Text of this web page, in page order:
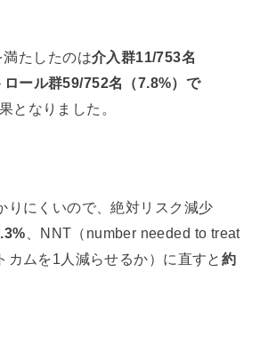
たしたのは介入群11/753名
ロール群59/752名（7.8%）で
となりました。
りにくいので、絶対リスク減少
、NNT（number needed to treat
カムを1人減らせるか）に直すと 約